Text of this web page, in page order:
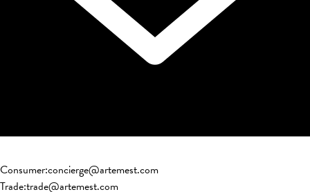
Consumer:concierge@artemest.com
Trade:trade@artemest.com